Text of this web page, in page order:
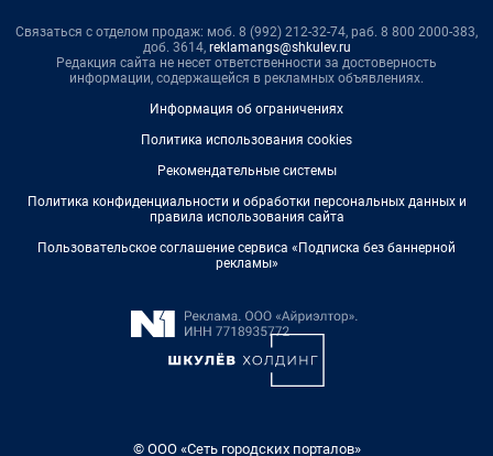
Связаться с отделом продаж: моб. 8 (992) 212-32-74, раб. 8 800 2000-383,
доб. 3614, reklamangs@shkulev.ru
Редакция сайта не несет ответственности за достоверность
информации, содержащейся в рекламных объявлениях.
Информация об ограничениях
Политика использования cookies
Рекомендательные системы
Политика конфиденциальности и обработки персональных данных и
правила использования сайта
Пользовательское соглашение сервиса «Подписка без баннерной
рекламы»
© ООО «Сеть городских порталов»